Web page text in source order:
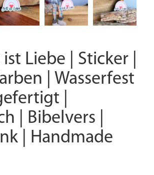
Liebe | Sticker |
| Wasserfest
|
| Bibelvers |
| Handmade